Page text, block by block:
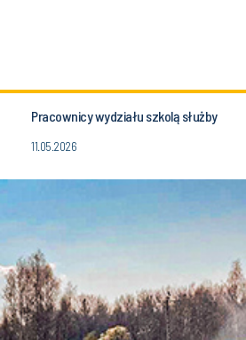
Pracownicy wydziału szkolą służby
11.05.2026